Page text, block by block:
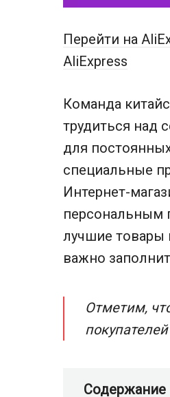
Перейти на
AliExpress
Команда
трудиться над
для
специальные
Интернет-
персональным
лучшие товары
важно
Отметим,
Содержание